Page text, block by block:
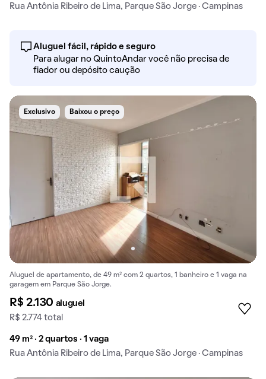
Rua Antônia Ribeiro de Lima, Parque São Jorge · Campinas
Aluguel fácil, rápido e seguro
Para alugar no QuintoAndar você não precisa de
fiador ou depósito caução
Exclusivo Baixou o preço
Aluguel de apartamento, de 49 m² com 2 quartos, 1 banheiro e 1 vaga na
garagem em Parque São Jorge.
R$ 2.130 aluguel
R$ 2.774 total
49 m² · 2 quartos · 1 vaga
Rua Antônia Ribeiro de Lima, Parque São Jorge · Campinas